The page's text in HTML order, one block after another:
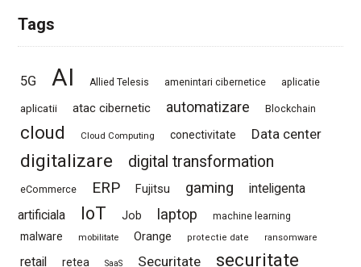
Tags
5G AI Allied Telesis amenintari cibernetice aplicatie
aplicatii atac cibernetic automatizare Blockchain
cloud Cloud Computing conectivitate Data center
digitalizare digital transformation
eCommerce ERP Fujitsu gaming
inteligenta
artificiala
IoT Job laptop machine learning
malware mobilitate Orange protectie date ransomware
retail retea SaaS Securitate securitate